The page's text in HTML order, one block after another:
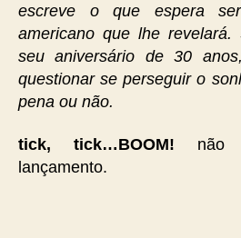
escreve o que espera
americano que lhe revelará.
seu aniversário de 30
questionar se perseguir o
pena ou não.
tick, tick…BOOM! não
lançamento.